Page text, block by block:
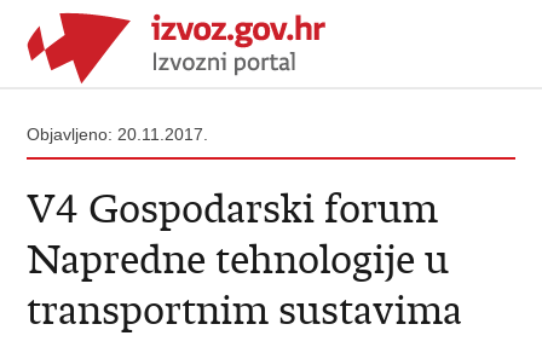
Objavljeno: 20.11.2017.
V4 Gospodarski forum
Napredne tehnologije u
transportnim sustavima